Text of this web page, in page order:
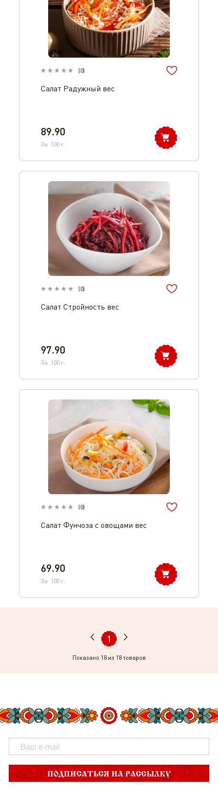
(0)
Салат Радужный вес
89.90
За 100 г.
(0)
Салат Стройность вес
97.90
За 100 г.
(0)
Салат Фунчоза с овощами вес
69.90
За 100 г.
1
Показано 18из 18 товаров
ПОДПИСАТЬСЯ НА РАССЫЛКУ